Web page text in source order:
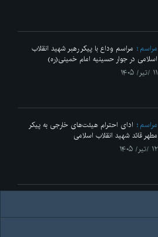
مراسم
مراسم وداع با پیکر رهبر شهید انقلاب
اسلامی در جوار حسینیه امام خمینی(ره)
۱۱ /تیر/ ۱۴۰۵
مراسم
ادای احترام هیئت‌های خارجی به پیکر
مطهر قائد شهید انقلاب اسلامی
۱۲ /تیر/ ۱۴۰۵